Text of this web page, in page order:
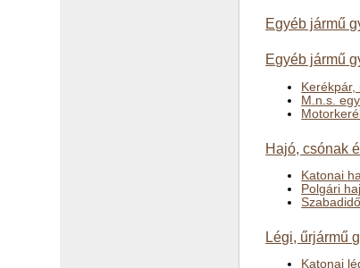
Egyéb jármű
Egyéb jármű
M.n.s.
Hajó, csónak
Katonai
Polgári
Légi, űrjármű
Katonai